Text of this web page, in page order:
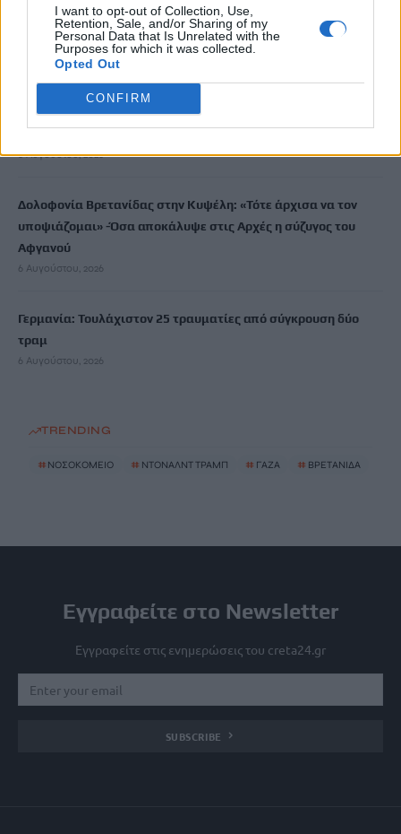
I want to opt-out of Collection, Use,
Retention, Sale, and/or Sharing of my
Personal Data that Is Unrelated with the
Purposes for which it was collected.
Opted Out
CONFIRM
Ντύθηκε «Χάρος» και ανέβηκε στην οροφή νοσοκομείου
6 Αυγούστου, 2026
Guardian: Έτοιμο το πρώτο κατασκευαστικό συμβόλαιο στη
6 Αυγούστου, 2026
Δολοφονία Βρετανίδας στην Κυψέλη: «Τότε άρχισα να τον
υποψιάζομαι» -Όσα αποκάλυψε στις Aρχές η σύζυγος του
Αφγανού
6 Αυγούστου, 2026
Γερμανία: Τουλάχιστον 25 τραυματίες από σύγκρουση δύο
τραμ
6 Αυγούστου, 2026
TRENDING
# ΝΟΣΟΚΟΜΕΙΟ # ΝΤΟΝΑΛΝΤ ΤΡΑΜΠ # ΓΑΖΑ # ΒΡΕΤΑΝΙΔΑ
Εγγραφείτε στο Newsletter
Εγγραφείτε στις ενημερώσεις του creta24.gr
SUBSCRIBE